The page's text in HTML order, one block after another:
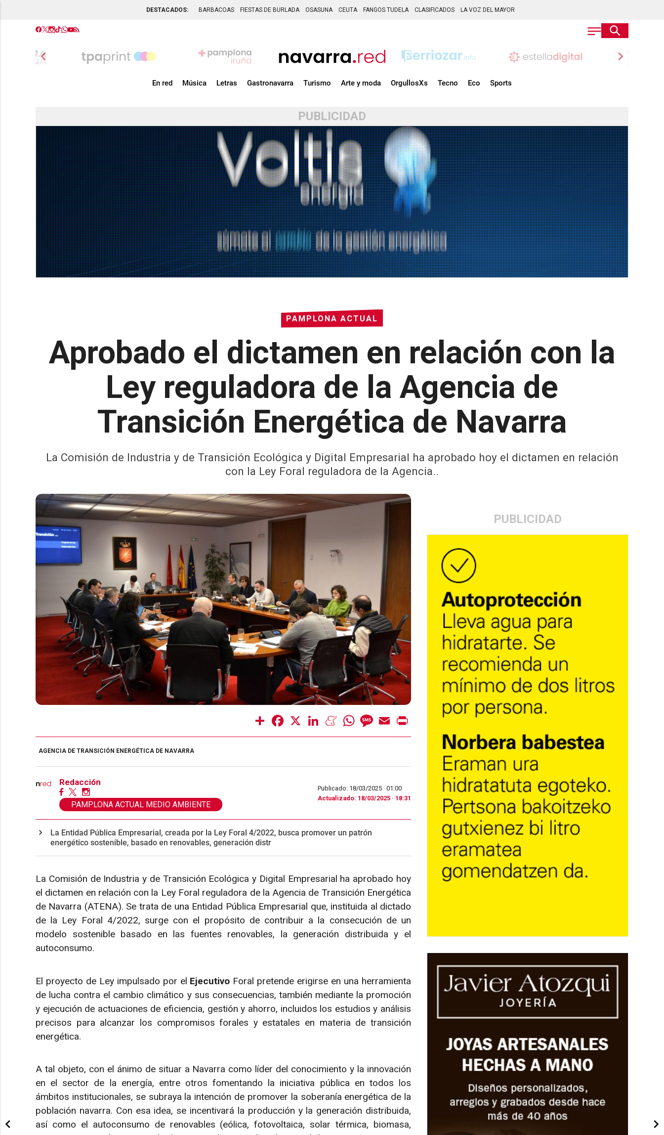
DESTACADOS: BARBACOAS FIESTAS DE BURLADA OSASUNA CEUTA FANGOS TUDELA CLASIFICADOS LA VOZ DEL MAYOR
chevron_left chevron_right
En red Música Letras Gastronavarra Turismo Arte y moda OrgullosXs Tecno Eco Sports
PUBLICIDAD
PAMPLONA ACTUAL
Aprobado el dictamen en relación con la
Ley reguladora de la Agencia de
Transición Energética de Navarra
La Comisión de Industria y de Transición Ecológica y Digital Empresarial ha aprobado hoy el dictamen en relación
con la Ley Foral reguladora de la Agencia..
PUBLICIDAD
Share Facebook LinkedInMeneameWhatsAppMessage
Email
AGENCIA DE TRANSICIÓN ENERGÉTICA DE NAVARRA
Redacción
PAMPLONA ACTUAL MEDIO AMBIENTE
Publicado: 18/03/2025 · 01:00
Actualizado: 18/03/2025 · 18:31
La Entidad Pública Empresarial, creada por la Ley Foral 4/2022, busca promover un patrón
energético sostenible, basado en renovables, generación distr
La Comisión de Industria y de Transición Ecológica y Digital Empresarial ha aprobado hoy
el dictamen en relación con la Ley Foral reguladora de la Agencia de Transición Energética
de Navarra (ATENA). Se trata de una Entidad Pública Empresarial que, instituida al dictado
de la Ley Foral 4/2022, surge con el propósito de contribuir a la consecución de un
modelo sostenible basado en las fuentes renovables, la generación distribuida y el
autoconsumo.
El proyecto de Ley impulsado por el Ejecutivo Foral pretende erigirse en una herramienta
de lucha contra el cambio climático y sus consecuencias, también mediante la promoción
y ejecución de actuaciones de eficiencia, gestión y ahorro, incluidos los estudios y análisis
precisos para alcanzar los compromisos forales y estatales en materia de transición
energética.
A tal objeto, con el ánimo de situar a Navarra como líder del conocimiento y la innovación
en el sector de la energía, entre otros fomentando la iniciativa pública en todos los
ámbitos institucionales, se subraya la intención de promover la soberanía energética de la
población navarra. Con esa idea, se incentivará la producción y la generación distribuida,
así como el autoconsumo de renovables (eólica, fotovoltaica, solar térmica, biomasa,